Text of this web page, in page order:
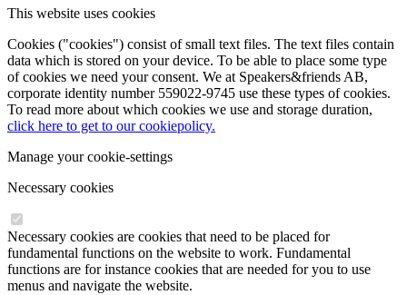
This website uses cookies
Cookies ("cookies") consist of small text files. The text files contain
data which is stored on your device. To be able to place some type
of cookies we need your consent. We at Speakers&friends AB,
corporate identity number 559022-9745 use these types of cookies.
To read more about which cookies we use and storage duration,
click here to get to our cookiepolicy.
Manage your cookie-settings
Necessary cookies
Necessary cookies are cookies that need to be placed for
fundamental functions on the website to work. Fundamental
functions are for instance cookies that are needed for you to use
menus and navigate the website.